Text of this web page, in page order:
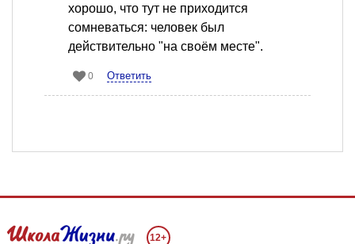
хорошо, что тут не приходится
сомневаться: человек был
действительно "на своём месте".
0 Ответить
12+